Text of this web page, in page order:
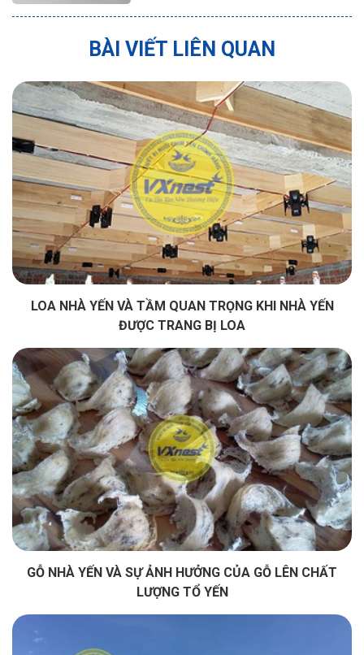
BÀI VIẾT LIÊN QUAN
LOA NHÀ YẾN VÀ TẦM QUAN TRỌNG KHI NHÀ YẾN
ĐƯỢC TRANG BỊ LOA
GỖ NHÀ YẾN VÀ SỰ ẢNH HƯỞNG CỦA GỖ LÊN CHẤT
LƯỢNG TỔ YẾN